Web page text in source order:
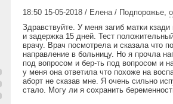
18:50 15-05-2018 / Елена / Подпорожье,
Здравствуйте. У меня загиб матки
и задержка 15 дней. Тест
врачу. Врач посмотрела и сказала что
направление в больницу. Но я прочла
под вопросом и бер-ть под вопросом и
у меня она ответила что похоже на
аборт не сказав мне. Я очень сильно
стало. Могу ли я сохранить